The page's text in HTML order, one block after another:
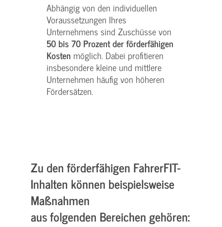
Abhängig von den individuellen
Voraussetzungen Ihres
Unternehmens sind Zuschüsse von
50 bis 70 Prozent der förderfähigen
Kosten möglich. Dabei profitieren
insbesondere kleine und mittlere
Unternehmen häufig von höheren
Fördersätzen.
Zu den förderfähigen FahrerFIT-
Inhalten können beispielsweise
Maßnahmen
aus folgenden Bereichen gehören: